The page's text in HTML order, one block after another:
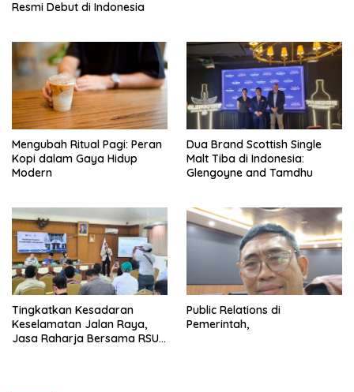
Resmi Debut di Indonesia
Mengubah Ritual Pagi: Peran
Kopi dalam Gaya Hidup
Modern
Dua Brand Scottish Single
Malt Tiba di Indonesia:
Glengoyne and Tamdhu
Tingkatkan Kesadaran
Keselamatan Jalan Raya,
Jasa Raharja Bersama RSU
Public Relations di
Pemerintah,